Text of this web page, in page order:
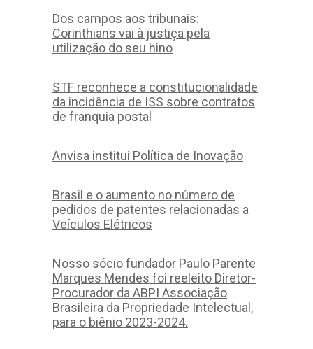
Dos campos aos tribunais:
Corinthians vai à justiça pela
utilização do seu hino
STF reconhece a constitucionalidade
da incidência de ISS sobre contratos
de franquia postal
Anvisa institui Política de Inovação
Brasil e o aumento no número de
pedidos de patentes relacionadas a
Veículos Elétricos
Nosso sócio fundador Paulo Parente
Marques Mendes foi reeleito Diretor-
Procurador da ABPI Associação
Brasileira da Propriedade Intelectual,
para o biênio 2023-2024.